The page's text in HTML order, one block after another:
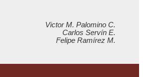
Victor M. Palomino C.
Carlos Servín E.
Felipe Ramírez M.